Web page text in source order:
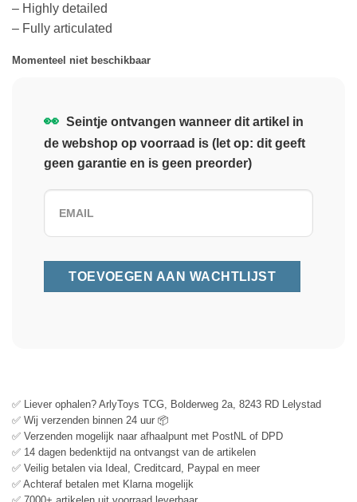
– Highly detailed
– Fully articulated
Momenteel niet beschikbaar
👀 Seintje ontvangen wanneer dit artikel in
de webshop op voorraad is (let op: dit geeft
geen garantie en is geen preorder)
✅ Liever ophalen? ArlyToys TCG, Bolderweg 2a, 8243 RD Lelystad
✅ Wij verzenden binnen 24 uur 📦
✅ Verzenden mogelijk naar afhaalpunt met PostNL of DPD
✅ 14 dagen bedenktijd na ontvangst van de artikelen
✅ Veilig betalen via Ideal, Creditcard, Paypal en meer
✅ Achteraf betalen met Klarna mogelijk